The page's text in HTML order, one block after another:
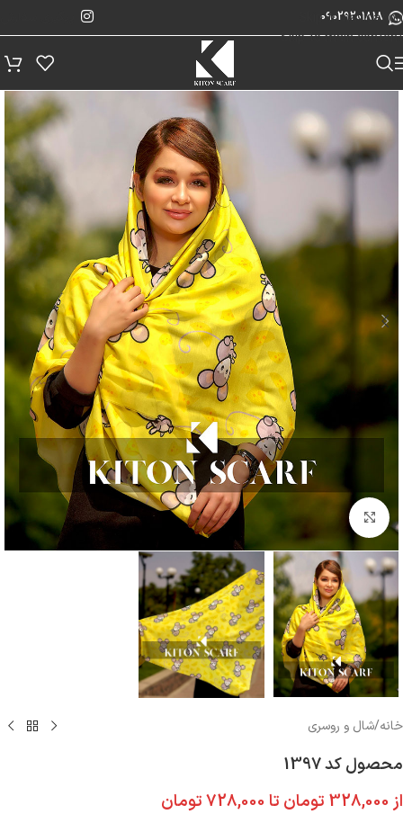
Skip to navigation
Skip to main content
09029201818
بزرگنمایی تصویر
خانه/شال و روسری
محصول کد 1397
از 328,000 تومان تا 728,000تومان